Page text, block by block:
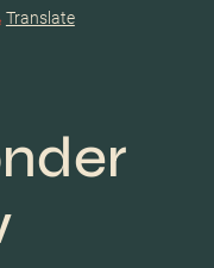
Translate